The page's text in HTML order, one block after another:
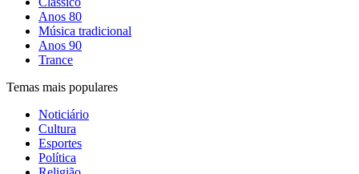
Anos 80
Música tradicional
Anos 90
Trance
Temas mais populares
Noticiário
Cultura
Esportes
Política